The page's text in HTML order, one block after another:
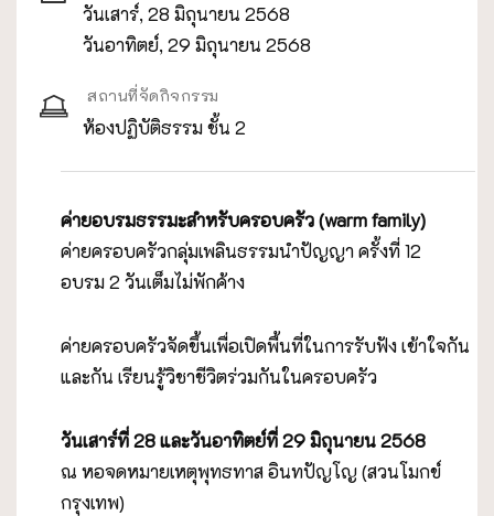
วันเสาร์, 28 มิถุนายน 2568
วันอาทิตย์, 29 มิถุนายน 2568
สถานที่จัดกิจกรรม
ห้องปฏิบัติธรรม ชั้น 2
ค่ายอบรมธรรมะสำหรับครอบครัว (warm family)
ค่ายครอบครัวกลุ่มเพลินธรรมนำปัญญา ครั้งที่ 12
อบรม 2 วันเต็มไม่พักค้าง
ค่ายครอบครัวจัดขึ้นเพื่อเปิดพื้นที่ในการรับฟัง เข้าใจกัน
และกัน เรียนรู้วิชาชีวิตร่วมกันในครอบครัว
วันเสาร์ที่ 28 และวันอาทิตย์ที่ 29 มิถุนายน 2568
ณ หอจดหมายเหตุพุทธทาส อินทปัญโญ (สวนโมกข์
กรุงเทพ)